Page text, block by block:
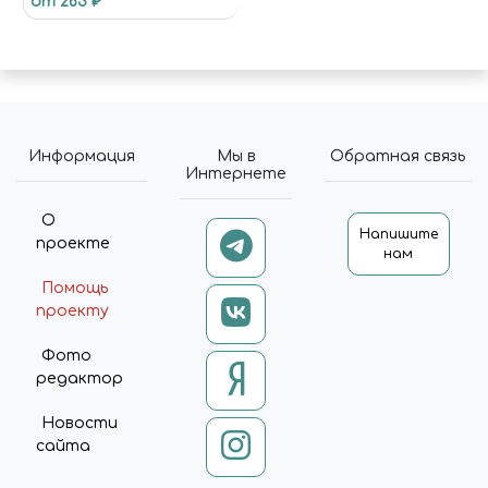
LIST-ITEM-IMAGE { PADDING:
LIST-CATALOG-TILE-2
.CATALOG-SECTION-LIST-
ITEM-WRAPPER { PADDING-
TOP: 120%; }
[];W[L].PUSH({'GTM.START': NEW
DATE.GETTIME,EVENT:'GTM.J
F=D.GETELEMENTSBYTAGNA
ME(S)[0],
DATALAYER'?'&L='+L:'';J.ASYNC=T
RUE;J.SRC=
Информация
О
проекте
Помощь
проекту
Фото
редактор
Новости
сайта
Мы в
Интернете
Обратная связь
Напишите
нам